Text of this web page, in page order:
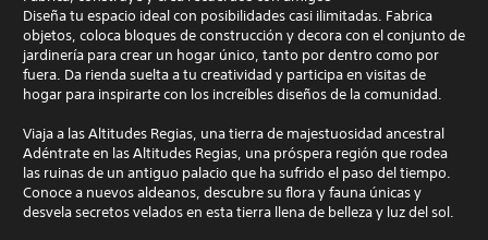
Diseña tu espacio ideal con posibilidades casi ilimitadas. Fabrica
objetos, coloca bloques de construcción y decora con el conjunto de
jardinería para crear un hogar único, tanto por dentro como por
fuera. Da rienda suelta a tu creatividad y participa en visitas de
hogar para inspirarte con los increíbles diseños de la comunidad.
Viaja a las Altitudes Regias, una tierra de majestuosidad ancestral
Adéntrate en las Altitudes Regias, una próspera región que rodea
las ruinas de un antiguo palacio que ha sufrido el paso del tiempo.
Conoce a nuevos aldeanos, descubre su flora y fauna únicas y
desvela secretos velados en esta tierra llena de belleza y luz del sol.